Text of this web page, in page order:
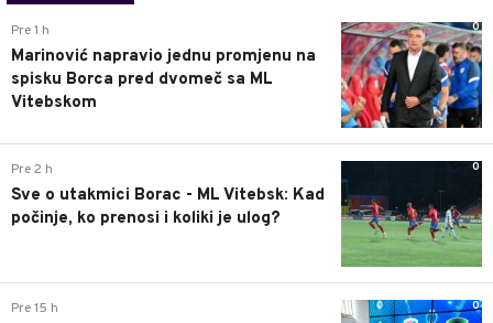
0
Pre 1 h
Marinović napravio jednu promjenu na
spisku Borca pred dvomeč sa ML
Vitebskom
0
Pre 2 h
Sve o utakmici Borac - ML Vitebsk: Kad
počinje, ko prenosi i koliki je ulog?
0
Pre 15 h